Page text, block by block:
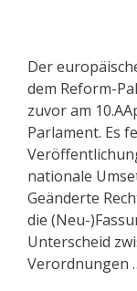
Der
dem Reform-
zuvor am
Parlament. Es
nationale
Geänderte
die (Neu-
Unterscheid
Verordnungen